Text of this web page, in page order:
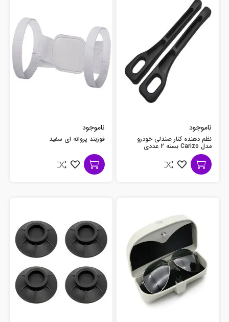
ناموجود
نظم دهنده کنار صندلی خودرو
مدل Carizo بسته 2 عددی
ناموجود
قوزبند پروانه ای سفید